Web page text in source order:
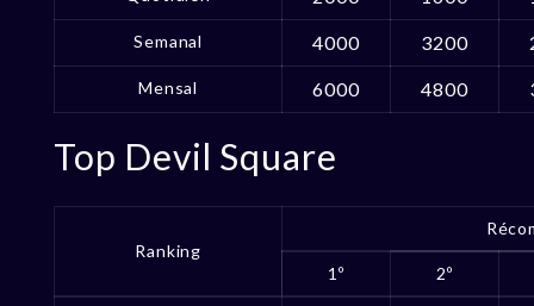
Semanal 4000 3200
Mensal 6000 4800
Top Devil Square
Ranking
1º 2º